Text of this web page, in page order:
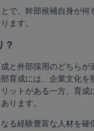
で、幹部候補自身が何
ます。
？
と外部採用のどちらが
育成には、企業文化を
ットがある一方、育成
ります。
る経験豊富な人材を確